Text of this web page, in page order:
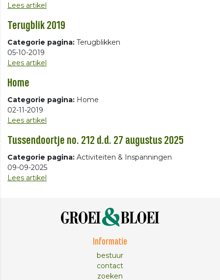
Lees artikel
Terugblik 2019
Categorie pagina: Terugblikken
05-10-2019
Lees artikel
Home
Categorie pagina: Home
02-11-2019
Lees artikel
Tussendoortje no. 212 d.d. 27 augustus 2025
Categorie pagina: Activiteiten & Inspanningen
09-09-2025
Lees artikel
Informatie
bestuur
contact
zoeken